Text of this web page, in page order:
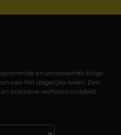
en verrassende blogs
van het dagelijks leven. Een
positieve verhalen ontdekt.